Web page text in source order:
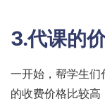
3.代课的
一开始，帮学生们
的收费价格比较